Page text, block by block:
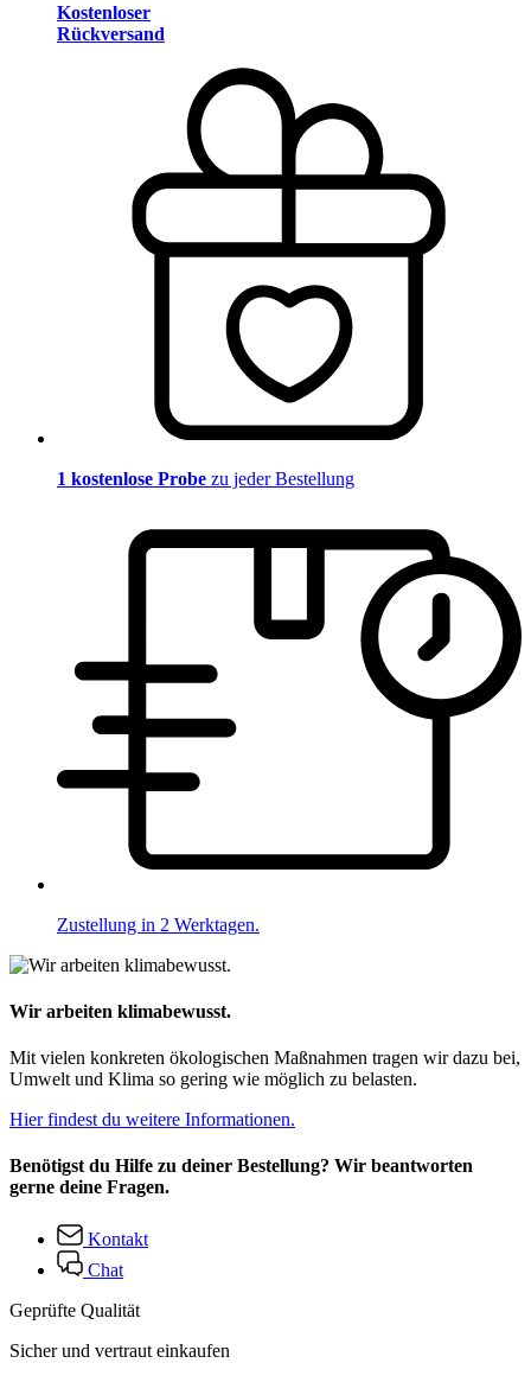
Kostenloser
Rückversand
1 kostenlose Probe zu jeder Bestellung
Zustellung in 2 Werktagen.
Wir arbeiten klimabewusst.
Mit vielen konkreten ökologischen Maßnahmen tragen wir dazu bei,
Umwelt und Klima so gering wie möglich zu belasten.
Hier findest du weitere Informationen.
Benötigst du Hilfe zu deiner Bestellung? Wir beantworten
gerne deine Fragen.
Kontakt
Chat
Geprüfte Qualität
Sicher und vertraut einkaufen